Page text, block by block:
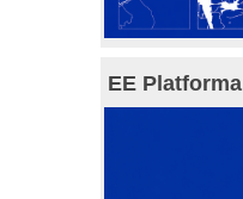
EE Platforma